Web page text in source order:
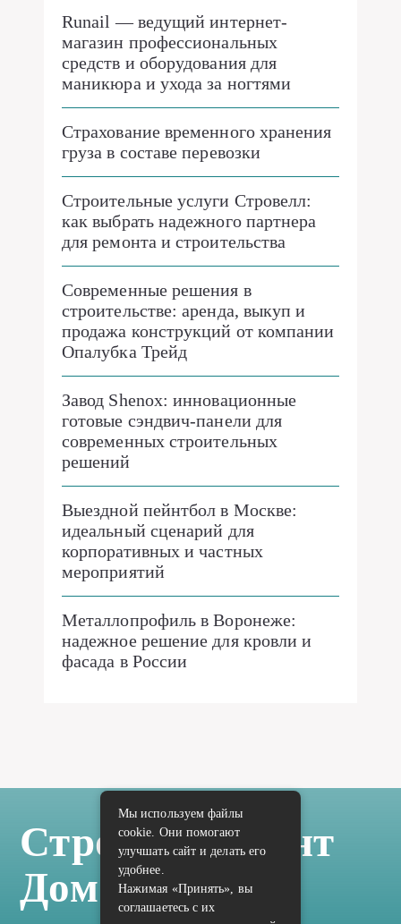
Runail — ведущий интернет-
магазин профессиональных
средств и оборудования для
маникюра и ухода за ногтями
Страхование временного хранения
груза в составе перевозки
Строительные услуги Стровелл:
как выбрать надежного партнера
для ремонта и строительства
Современные решения в
строительстве: аренда, выкуп и
продажа конструкций от компании
Опалубка Трейд
Завод Shenox: инновационные
готовые сэндвич-панели для
современных строительных
решений
Выездной пейнтбол в Москве:
идеальный сценарий для
корпоративных и частных
мероприятий
Металлопрофиль в Воронеже:
надежное решение для кровли и
фасада в России
Стройка Ремонт
Дом Отделка
Мы используем файлы
cookie. Они помогают
улучшать сайт и делать его
удобнее.
Нажимая «Принять», вы
соглашаетесь с их